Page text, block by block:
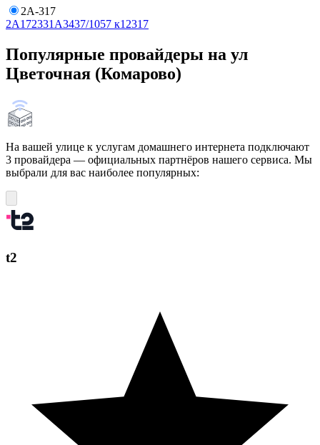
2А-317
2А172331А3437/1057 к12317
Популярные провайдеры на ул
Цветочная (Комарово)
На вашей улице к услугам домашнего интернета подключают
3 провайдера — официальных партнёров нашего сервиса. Мы
выбрали для вас наиболее популярных:
t2